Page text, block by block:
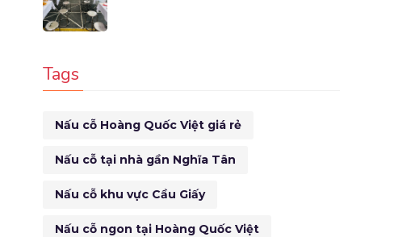
Tags
Nấu cỗ Hoàng Quốc Việt giá rẻ
Nấu cỗ tại nhà gần Nghĩa Tân
Nấu cỗ khu vực Cầu Giấy
Nấu cỗ ngon tại Hoàng Quốc Việt